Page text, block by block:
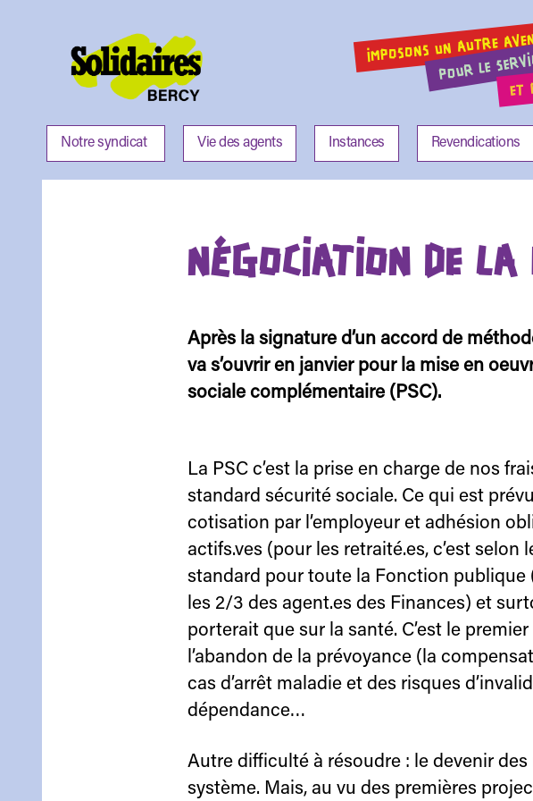
Bercy
IMPOSONS UN AUTRE
POUR LE ET
Notre syndicat Vie des agents Instances Revendications
NÉGOCIATION DE LA
Après la signature d’un accord de
va s’ouvrir en janvier pour la mise en
sociale complémentaire (PSC).
La PSC c’est la prise en charge de nos
standard sécurité sociale. Ce qui est
cotisation par l’employeur et adhésion
actifs.ves (pour les retraité.es, c’est selon
standard pour toute la Fonction
les 2/3 des agent.es des Finances) et
porterait que sur la santé. C’est le
l’abandon de la prévoyance (la
cas d’arrêt maladie et des risques
dépendance…
Autre difficulté à résoudre : le devenir
système. Mais, au vu des premières